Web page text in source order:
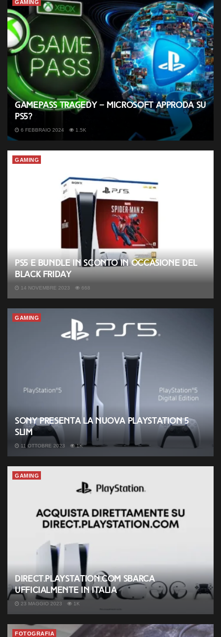
GAMING
GamePass tragedy – Microsoft approda su
PS5?
6 FEBBRAIO 2024 1.5K
GAMING
PS5 e bundle in sconto in occasione del
Black Friday
14 NOVEMBRE 2023 668
GAMING
Sony presenta la nuova PlayStation 5
slim
11 OTTOBRE 2023 1K
GAMING
Direct.PlayStation.com sbarca
ufficialmente in Italia
23 MAGGIO 2023 1K
FOTOGRAFIA